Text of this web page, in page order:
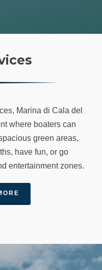
Marina di Cala del
where boaters can
green areas,
have fun, or go
entertainment zones.